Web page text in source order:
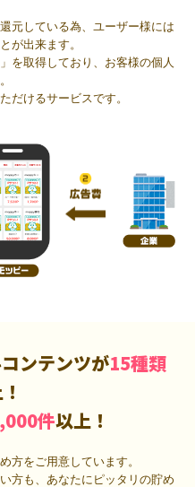
元している為、ユーザー様には
が出来ます。
を取得しており、お客様の個人
だけるサービスです。
ンテンツが15種類
件以上！
方をご用意しています。
方も、あなたにピッタリの貯め